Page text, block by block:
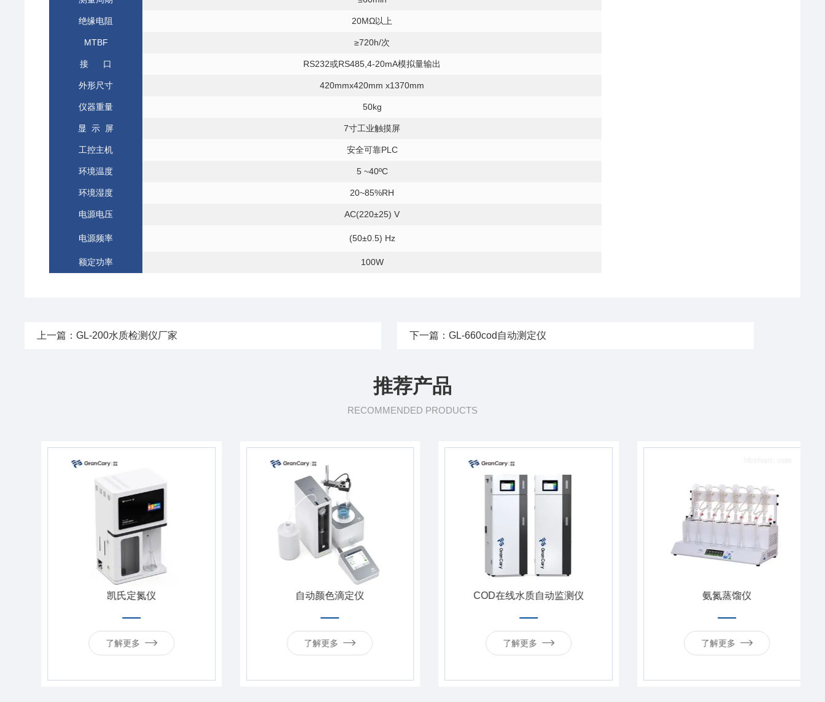
绝缘电阻 20MΩ以上
MTBF ≥720h/次
接 口 RS232或RS485,4-20mA模拟量输出
外形尺寸 420mmx420mm x1370mm
仪器重量 50kg
显 示 屏 7寸工业触摸屏
工控主机 安全可靠PLC
环境温度 5 ~40ºC
环境湿度 20~85%RH
电源电压 AC(220±25) V
电源频率 (50±0.5) Hz
额定功率 100W
上一篇： GL-200水质检测仪厂家 下一篇： GL-660cod自动测定仪
推荐产品
RECOMMENDED PRODUCTS
凯氏定氮仪
了解更多
自动颜色滴定仪
了解更多
COD在线水质自动监测仪
了解更多
氨氮蒸馏仪
了解更多